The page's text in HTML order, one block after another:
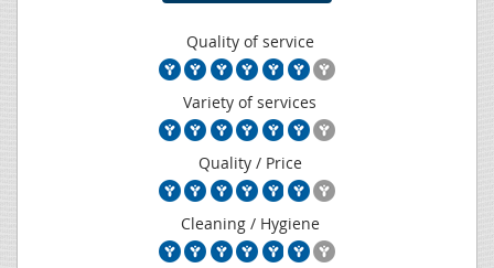
Quality of service
Variety of services
Quality / Price
Cleaning / Hygiene